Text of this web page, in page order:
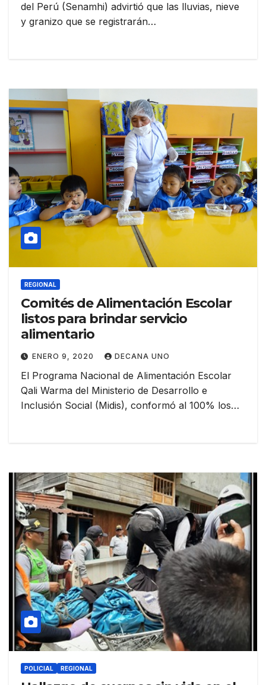
del Perú (Senamhi) advirtió que las lluvias, nieve
y granizo que se registrarán…
REGIONAL
Comités de Alimentación Escolar
listos para brindar servicio
alimentario
ENERO 9, 2020 DECANA UNO
El Programa Nacional de Alimentación Escolar
Qali Warma del Ministerio de Desarrollo e
Inclusión Social (Midis), conformó al 100% los…
POLICIAL REGIONAL